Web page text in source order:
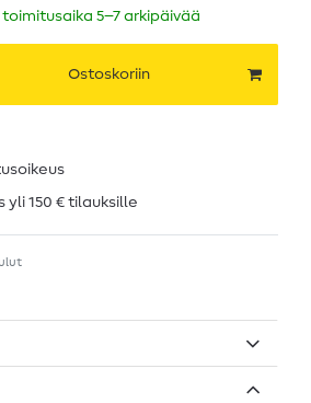
5–7 arkipäivää
Ostoskoriin
yli 150 € tilauksille